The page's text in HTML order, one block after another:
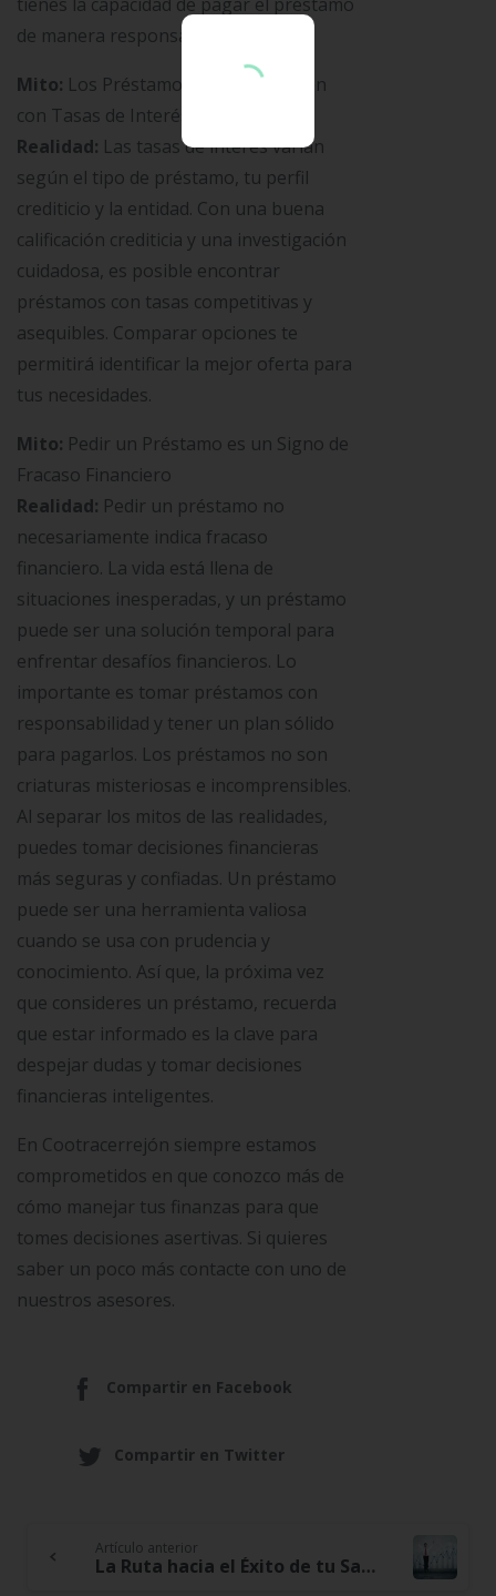
de manera responsable.
Mito: Los Préstamos Siempre Vienen
con Tasas de Interés Altas
Realidad: Las tasas de interés varían
según el tipo de préstamo, tu perfil
crediticio y la entidad. Con una buena
calificación crediticia y una investigación
cuidadosa, es posible encontrar
préstamos con tasas competitivas y
asequibles. Comparar opciones te
permitirá identificar la mejor oferta para
tus necesidades.
Mito: Pedir un Préstamo es un Signo de
Fracaso Financiero
Realidad: Pedir un préstamo no
necesariamente indica fracaso
financiero. La vida está llena de
situaciones inesperadas, y un préstamo
puede ser una solución temporal para
enfrentar desafíos financieros. Lo
importante es tomar préstamos con
responsabilidad y tener un plan sólido
para pagarlos. Los préstamos no son
criaturas misteriosas e incomprensibles.
Al separar los mitos de las realidades,
puedes tomar decisiones financieras
más seguras y confiadas. Un préstamo
puede ser una herramienta valiosa
cuando se usa con prudencia y
conocimiento. Así que, la próxima vez
que consideres un préstamo, recuerda
que estar informado es la clave para
despejar dudas y tomar decisiones
financieras inteligentes.
En Cootracerrejón siempre estamos
comprometidos en que conozco más de
cómo manejar tus finanzas para que
tomes decisiones asertivas. Si quieres
saber un poco más contacte con uno de
nuestros asesores.
Compartir en Facebook
Compartir en Twitter
Continue
Artículo anterior
La Ruta hacia el Éxito de tu Salud Financiera, Decisiones Inteligentes con Cootracerrejón